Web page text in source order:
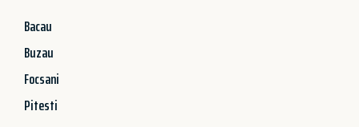
Bacau
Buzau
Focsani
Pitesti